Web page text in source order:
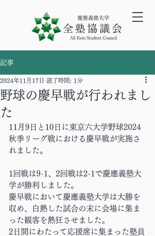
記事
野球の慶早戦が行われまし
た
2024年11月17日 読了時間: 1分
11月9日と10日に東京六大学野球2024
秋季リーグ戦における慶早戦が実施さ
れました。
1回戦は9-1、2回戦は2-1で慶應義塾大
学が勝利しました。
慶早戦において慶應義塾大学は大勝を
収め、白熱した試合の末に会場に集ま
った観客を熱狂させました。
2日間にわたって応援席に集まった塾員